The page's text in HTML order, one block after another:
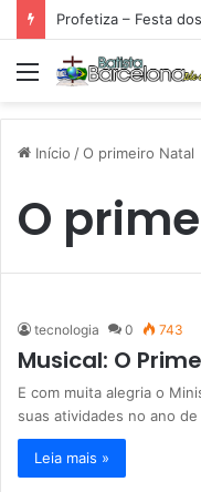
Profetiza – Festa
Menu
Início /O primeiro Natal
O
tecnologia 0 743
Musical: O
E com muita alegria o
suas atividades no ano
Leia mais »